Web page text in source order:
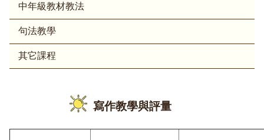
中年級教材教法
句法教學
其它課程
寫作教學與評量